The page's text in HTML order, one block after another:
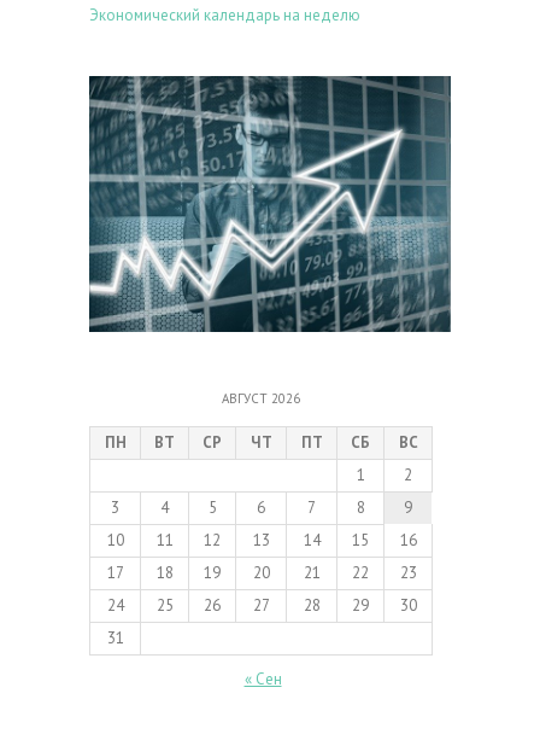
Экономический календарь на неделю
АВГУСТ 2026
ПН ВТ СР ЧТ ПТ СБ
ВС
1
2
3
4 5 6 7 8
9
10
11 12 13 14 15
16
17
18 19 20 21 22
23
24
25 26 27 28 29
30
31
« Сен